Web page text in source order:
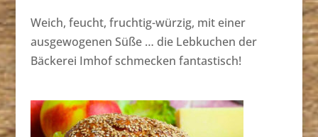
Weich, feucht, fruchtig-würzig, mit einer
ausgewogenen Süße … die Lebkuchen der
Bäckerei Imhof schmecken fantastisch!